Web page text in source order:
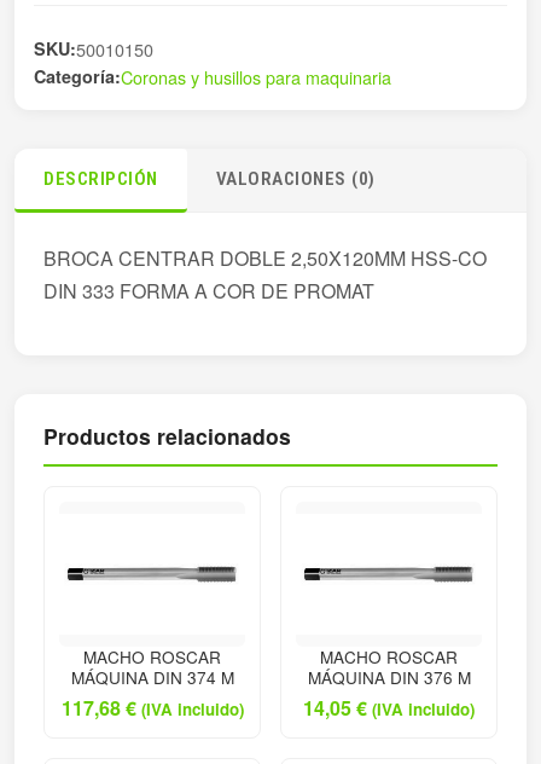
SKU:50010150
Categoría:Coronas y husillos para maquinaria
DESCRIPCIÓN VALORACIONES (0)
BROCA CENTRAR DOBLE 2,50X120MM HSS-CO
DIN 333 FORMA A COR DE PROMAT
Productos relacionados
MACHO ROSCAR
MÁQUINA DIN 374 M
117,68€ (IVA incluido)
MACHO ROSCAR
MÁQUINA DIN 376 M
14,05€ (IVA incluido)